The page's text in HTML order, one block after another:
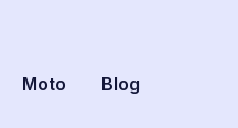
Moto Blog